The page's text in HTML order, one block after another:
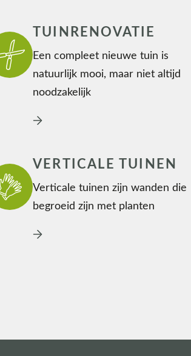
TUINRENOVATIE
Een compleet nieuwe tuin is
natuurlijk mooi, maar niet altijd
noodzakelijk
VERTICALE TUINEN
Verticale tuinen zijn wanden die
begroeid zijn met planten